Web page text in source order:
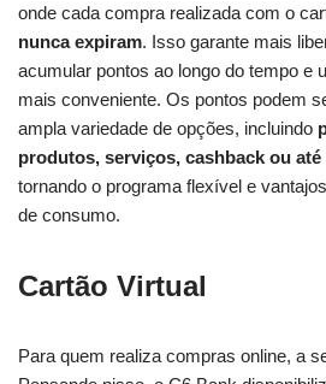
onde cada compra realizada com o
nunca expiram. Isso garante mais
acumular pontos ao longo do tempo e
mais conveniente. Os pontos podem
ampla variedade de opções, incluindo
produtos, serviços, cashback ou
tornando o programa flexível e
de consumo.
Cartão Virtual
Para quem realiza compras online, a